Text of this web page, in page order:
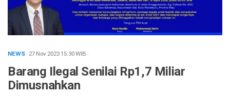
NEWS· 27 Nov 202315:30WIB ·
Barang Ilegal Senilai Rp1,7 Miliar
Dimusnahkan